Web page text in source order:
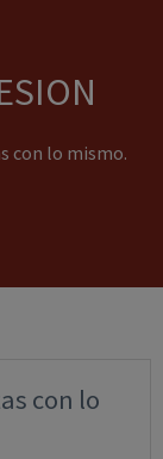
con lo mismo.
con lo